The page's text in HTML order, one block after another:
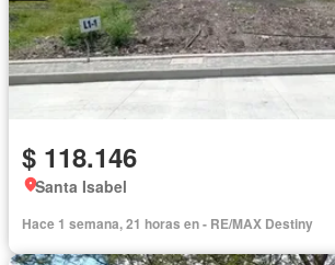
$ 118.146
Santa Isabel
Hace 1 semana, 21 horas en - RE/MAX Destiny